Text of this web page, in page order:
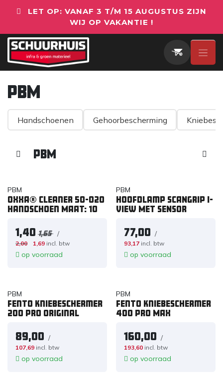
LET OP: VANAF 3 T/M 15 AUGUSTUS ZIJN
WIJ OP VAKANTIE !
PBM
Handschoenen Gehoorbescherming
PBM
PBM
OXXA® Cleaner 50-020
handschoen MAAT: 10
1,40 1,65 /
2,00 1,69 incl. btw
op voorraad
PBM
Hoofdlamp SCANGRIP I-
VIEW MET SENSOR
77,00 /
93,17 incl. btw
op voorraad
MEEST VERKOCHT
PBM
Fento Kniebeschermer
200 PRO Original
89,00 /
107,69 incl. btw
op voorraad
PBM
Fento Kniebeschermer
400 PRO MAX
160,00 /
193,60 incl. btw
op voorraad